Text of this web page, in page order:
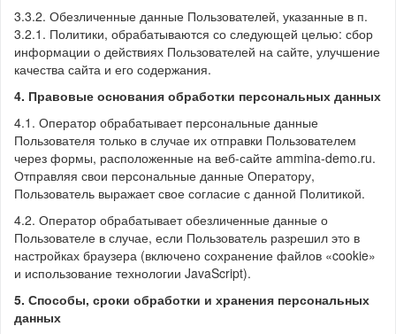
3.3.2. Обезличенные данные Пользователей, указанные в п.
3.2.1. Политики, обрабатываются со следующей целью: сбор
информации о действиях Пользователей на сайте, улучшение
качества сайта и его содержания.
4. Правовые основания обработки персональных данных
4.1. Оператор обрабатывает персональные данные
Пользователя только в случае их отправки Пользователем
через формы, расположенные на веб-сайте ammina-demo.ru.
Отправляя свои персональные данные Оператору,
Пользователь выражает свое согласие с данной Политикой.
4.2. Оператор обрабатывает обезличенные данные о
Пользователе в случае, если Пользователь разрешил это в
настройках браузера (включено сохранение файлов «cookie»
и использование технологии JavaScript).
5. Способы, сроки обработки и хранения персональных
данных